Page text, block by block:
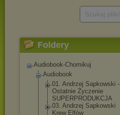
Foldery
Audiobook-Chomikuj
Audiobook
01. Andrzej Sapkowski -
Ostatnie Życzenie
SUPERPRODUKCJA
03. Andrzej Sapkowski
Krew Elfów